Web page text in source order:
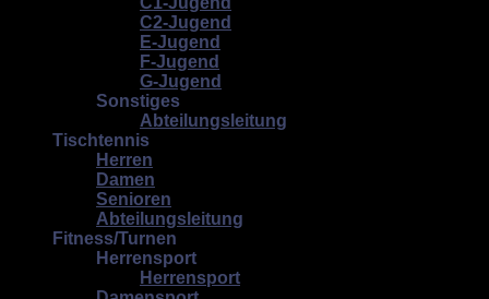
C2-Jugend
E-Jugend
F-Jugend
G-Jugend
Sonstiges
Abteilungsleitung
Tischtennis
Herren
Damen
Senioren
Abteilungsleitung
Fitness/Turnen
Herrensport
Herrensport